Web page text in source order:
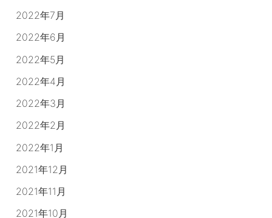
2022年7月
2022年6月
2022年5月
2022年4月
2022年3月
2022年2月
2022年1月
2021年12月
2021年11月
2021年10月